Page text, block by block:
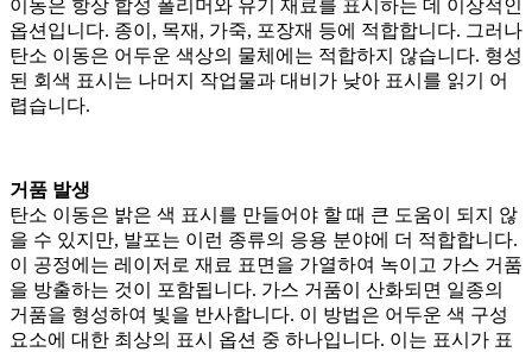
이동은 항상 합성 폴리머와 유기 재료를 표시하는 데 이상적인
옵션입니다. 종이, 목재, 가죽, 포장재 등에 적합합니다. 그러나
탄소 이동은 어두운 색상의 물체에는 적합하지 않습니다. 형성
된 회색 표시는 나머지 작업물과 대비가 낮아 표시를 읽기 어
렵습니다.
거품 발생
탄소 이동은 밝은 색 표시를 만들어야 할 때 큰 도움이 되지 않
을 수 있지만, 발포는 이런 종류의 응용 분야에 더 적합합니다.
이 공정에는 레이저로 재료 표면을 가열하여 녹이고 가스 거품
을 방출하는 것이 포함됩니다. 가스 거품이 산화되면 일종의
거품을 형성하여 빛을 반사합니다. 이 방법은 어두운 색 구성
요소에 대한 최상의 표시 옵션 중 하나입니다. 이는 표시가 표